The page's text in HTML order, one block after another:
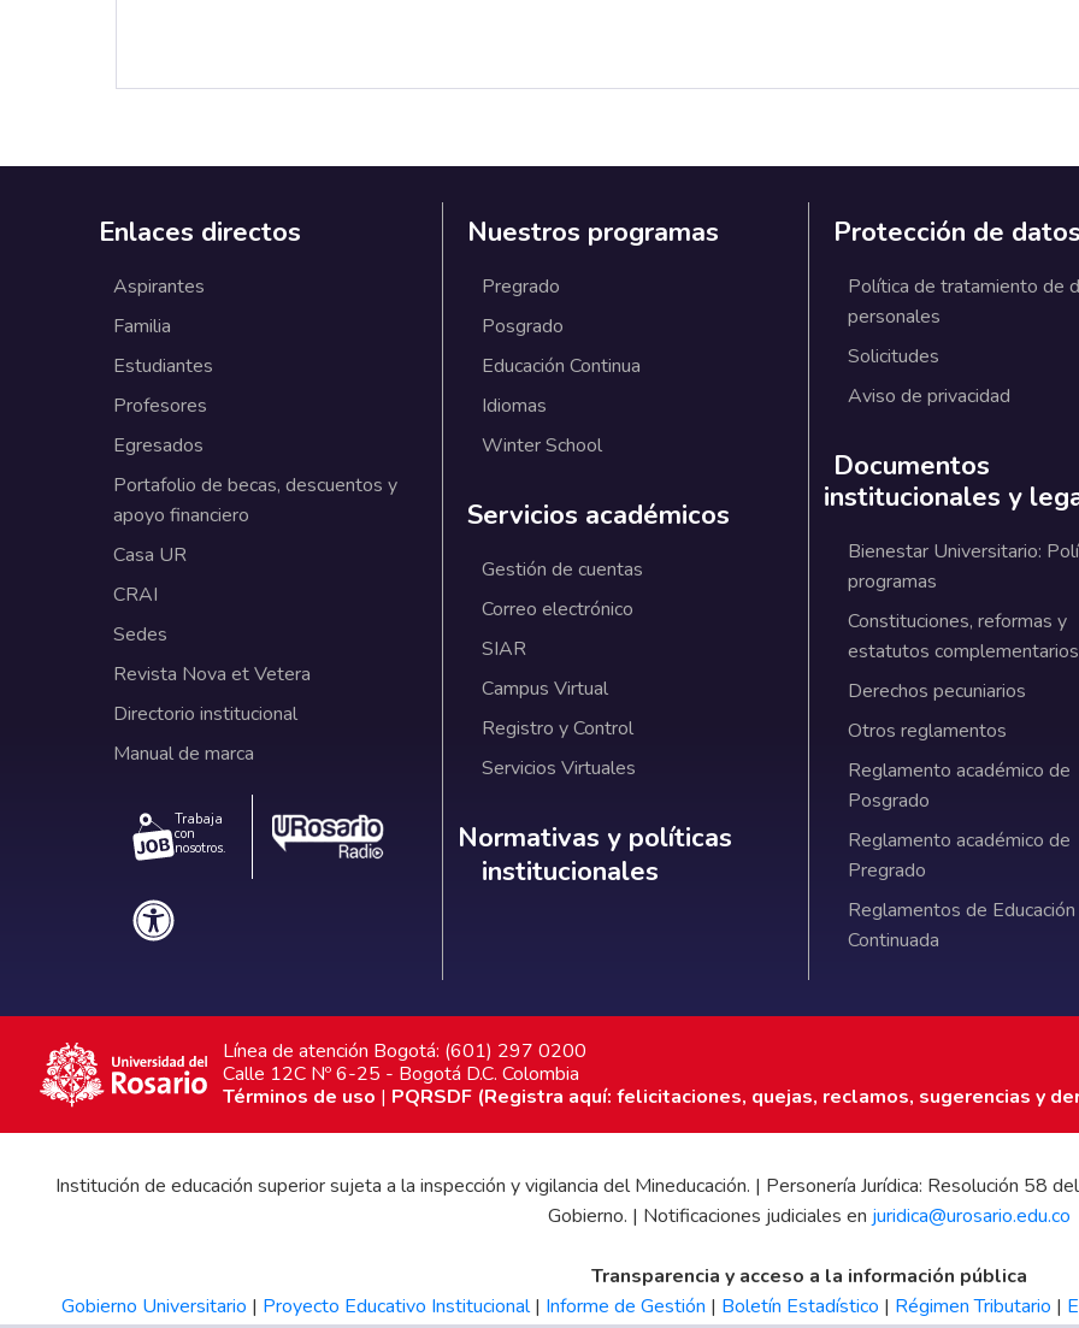
Enlaces directos
Aspirantes
Familia
Estudiantes
Profesores
Egresados
Portafolio de becas, descuentos y
apoyo financiero
Casa UR
CRAI
Sedes
Revista Nova et Vetera
Directorio institucional
Manual de marca
Trabaja
con
nosotros.
Nuestros programas
Pregrado
Posgrado
Educación Continua
Idiomas
Winter School
Servicios académicos
Gestión de cuentas
Correo electrónico
SIAR
Campus Virtual
Registro y Control
Servicios Virtuales
Normativas y políticas institucionales
Normativas y políticas
institucionales
Protección de datos
Política de tratamiento de
personales
Solicitudes
Aviso de privacidad
Documentos
institucionales y
Bienestar Universitario:
programas
Constituciones, reformas y
estatutos complementarios
Derechos pecuniarios
Otros reglamentos
Reglamento académico de
Posgrado
Reglamento académico de
Pregrado
Reglamentos de Educación
Continuada
Línea de atención Bogotá: (601) 297 0200
Calle 12C Nº 6-25 - Bogotá D.C. Colombia
Términos de uso | PQRSDF (Registra aquí: felicitaciones, quejas, reclamos, sugerencias y
Institución de educación superior sujeta a la inspección y vigilancia del Mineducación. | Personería Jurídica: Resolución
Gobierno. | Notificaciones judiciales en juridica@urosario.edu.co
Transparencia y acceso a la información pública
Gobierno Universitario | Proyecto Educativo Institucional| Informe de Gestión | Boletín Estadístico | Régimen Tributario |